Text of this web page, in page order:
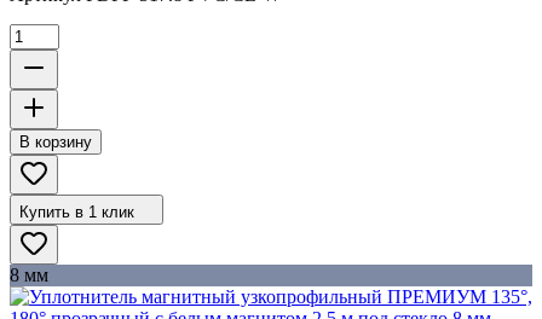
В корзину
Купить в 1 клик
8 мм